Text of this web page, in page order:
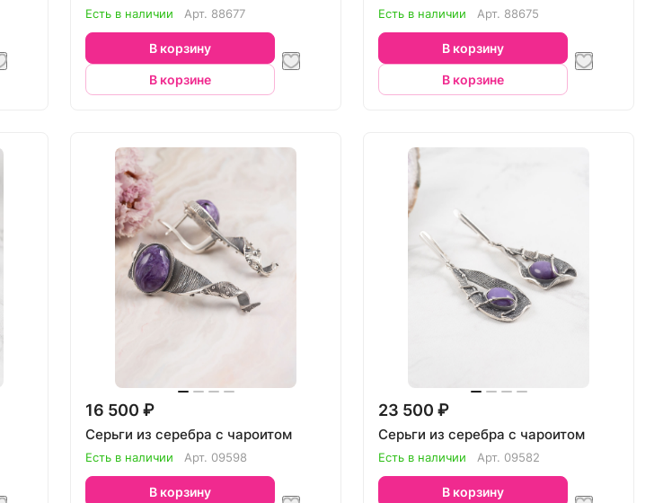
Есть в наличии Арт. 88677
В корзину
В корзине
Есть в наличии Арт. 88675
В корзину
В корзине
16 500 ₽
Серьги из серебра с чароитом
Есть в наличии Арт. 09598
В корзину
23 500 ₽
Серьги из серебра с чароитом
Есть в наличии Арт. 09582
В корзину